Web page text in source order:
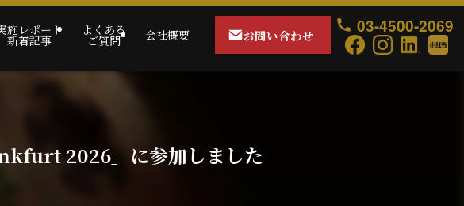
施レポート
新着記事
よくある
ご質問 会社概要 お問い合わせ 03-4500-2069
2026」に参加しました